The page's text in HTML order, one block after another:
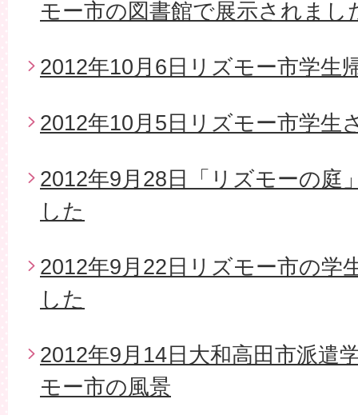
モー市の図書館で展示されまし
2012年10月6日リズモー市学生
2012年10月5日リズモー市学生
2012年9月28日「リズモーの庭
した
2012年9月22日リズモー市の学
した
2012年9月14日大和高田市派遣
モー市の風景